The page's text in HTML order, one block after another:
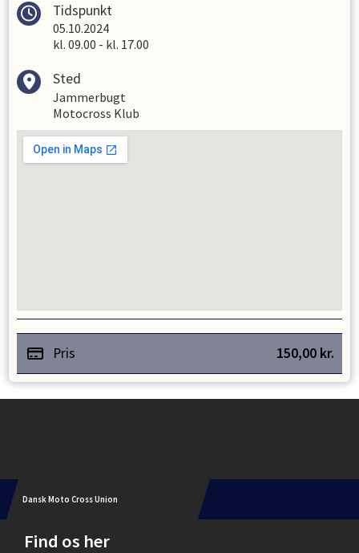
Tidspunkt
05.10.2024
kl. 09.00 - kl. 17.00
Sted
Jammerbugt
Motocross Klub
Pris 150,00 kr.
Dansk Moto Cross Union
Find os her